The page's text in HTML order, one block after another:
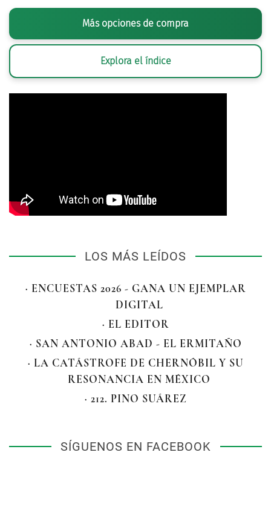
Más opciones de compra
Explora el índice
LOS MÁS LEÍDOS
· ENCUESTAS 2026 - GANA UN EJEMPLAR
DIGITAL
· EL EDITOR
· SAN ANTONIO ABAD - EL ERMITAÑO
· LA CATÁSTROFE DE CHERNÓBIL Y SU
RESONANCIA EN MÉXICO
· 212. PINO SUÁREZ
SÍGUENOS EN FACEBOOK